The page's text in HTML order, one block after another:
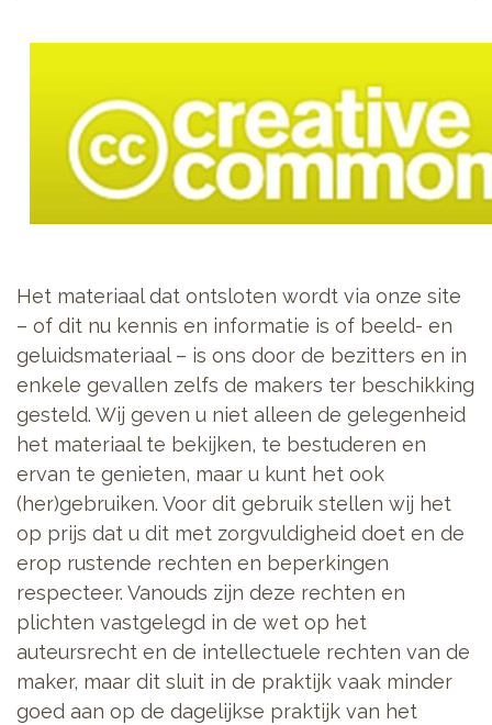
Het materiaal dat ontsloten wordt via onze site
– of dit nu kennis en informatie is of beeld- en
geluidsmateriaal – is ons door de bezitters en in
enkele gevallen zelfs de makers ter beschikking
gesteld. Wij geven u niet alleen de gelegenheid
het materiaal te bekijken, te bestuderen en
ervan te genieten, maar u kunt het ook
(her)gebruiken. Voor dit gebruik stellen wij het
op prijs dat u dit met zorgvuldigheid doet en de
erop rustende rechten en beperkingen
respecteer. Vanouds zijn deze rechten en
plichten vastgelegd in de wet op het
auteursrecht en de intellectuele rechten van de
maker, maar dit sluit in de praktijk vaak minder
goed aan op de dagelijkse praktijk van het